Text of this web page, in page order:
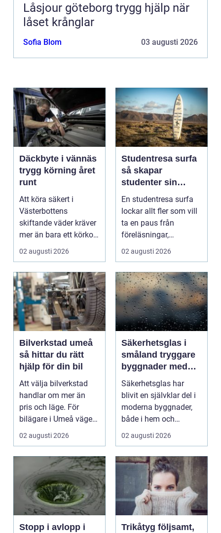
Låsjour göteborg trygg hjälp när
låset krånglar
Sofia Blom 03 augusti 2026
Däckbyte i vännäs
trygg körning året
runt
Att köra säkert i
Västerbottens
skiftande väder kräver
mer än bara ett körkort
och en pålitlig bil. ...
02 augusti 2026
Studentresa surfa
så skapar
studenter sin
ultimata paus från
plugget
En studentresa surfa
lockar allt fler som vill
ta en paus från
föreläsningar,
tentaplugg och sena
02 augusti 2026
Bilverkstad umeå
så hittar du rätt
hjälp för din bil
Att välja bilverkstad
handlar om mer än
pris och läge. För
bilägare i Umeå väger
trygghet, tillgängl...
02 augusti 2026
Säkerhetsglas i
småland tryggare
byggnader med
smarta
glaslösningar
Säkerhetsglas har
blivit en självklar del i
moderna byggnader,
både i hem och
offentliga miljöer. I ...
02 augusti 2026
Stopp i avlopp i
Trikåtyg följsamt,